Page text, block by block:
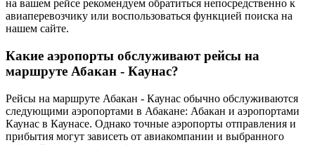
на вашем рейсе рекомендуем обратиться непосредственно к
авиаперевозчику или воспользоваться функцией поиска на
нашем сайте.
Какие аэропорты обслуживают рейсы на
маршруте Абакан - Каунас?
Рейсы на маршруте Абакан - Каунас обычно обслуживаются
следующими аэропортами в Абакане: Абакан и аэропортами
Каунас в Каунасе. Однако точные аэропорты отправления и
прибытия могут зависеть от авиакомпании и выбранного